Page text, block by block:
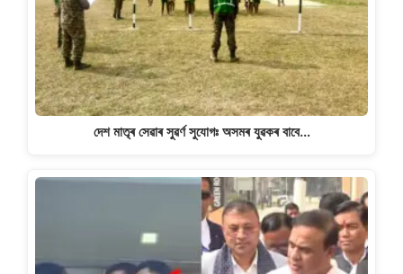
দেশ মাতৃৰ সেৱাৰ সুৱৰ্ণ সুযোগঃ অসমৰ যুৱকৰ বাবে…